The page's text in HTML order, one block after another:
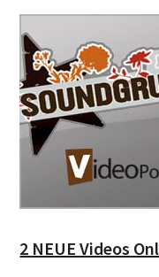
2 NEUE Videos